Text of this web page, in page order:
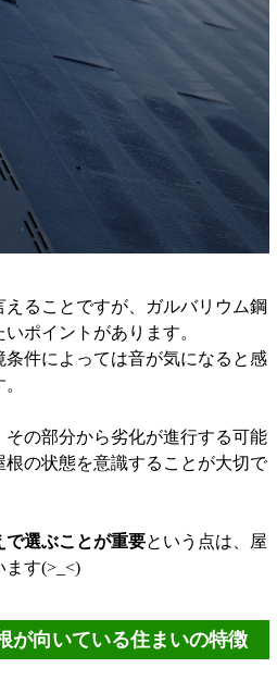
ることですが、ガルバリウム鋼
ポイントがあります。
件によっては音が気になると感
その部分から劣化が進行する可能
の状態を意識することが大切で
で選ぶことが重要という点は、屋
ます(>_<)
が向いている住まいの特徴